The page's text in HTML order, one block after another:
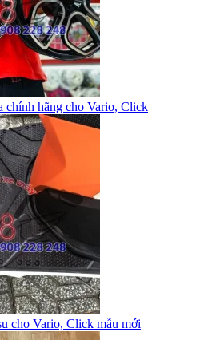
chính hãng cho Vario, Click
cho Vario, Click mẫu mới